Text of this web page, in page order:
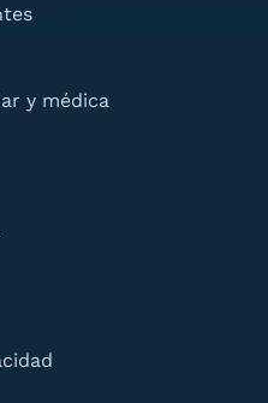
y médica